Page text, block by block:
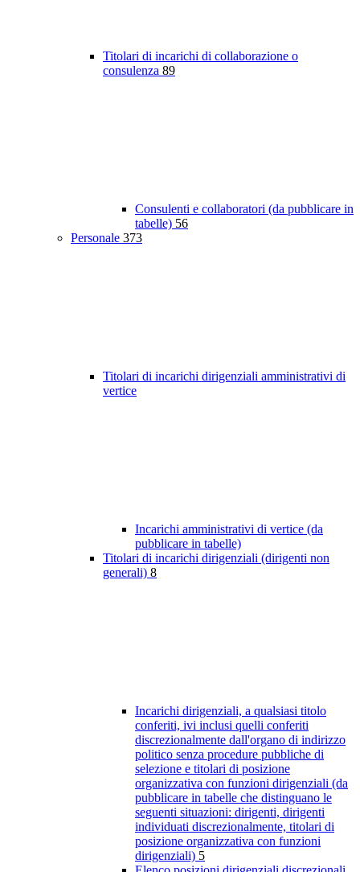
Titolari di incarichi di collaborazione o
consulenza 89
Consulenti e collaboratori (da pubblicare in
tabelle) 56
Personale 373
Titolari di incarichi dirigenziali amministrativi di
vertice
Incarichi amministrativi di vertice (da
pubblicare in tabelle)
Titolari di incarichi dirigenziali (dirigenti non
generali) 8
Incarichi dirigenziali, a qualsiasi titolo
conferiti, ivi inclusi quelli conferiti
discrezionalmente dall'organo di indirizzo
politico senza procedure pubbliche di
selezione e titolari di posizione
organizzativa con funzioni dirigenziali (da
pubblicare in tabelle che distinguano le
seguenti situazioni: dirigenti, dirigenti
individuati discrezionalmente, titolari di
posizione organizzativa con funzioni
dirigenziali) 5